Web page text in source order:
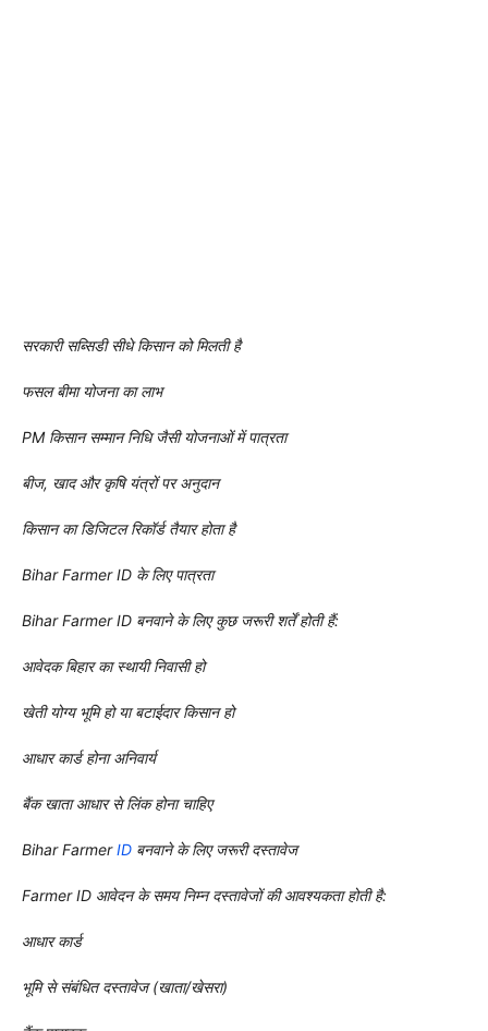
सरकारी सब्सिडी सीधे किसान को मिलती है
फसल बीमा योजना का लाभ
PM किसान सम्मान निधि जैसी योजनाओं में पात्रता
बीज, खाद और कृषि यंत्रों पर अनुदान
किसान का डिजिटल रिकॉर्ड तैयार होता है
Bihar Farmer ID के लिए पात्रता
Bihar Farmer ID बनवाने के लिए कुछ जरूरी शर्तें होती हैं:
आवेदक बिहार का स्थायी निवासी हो
खेती योग्य भूमि हो या बटाईदार किसान हो
आधार कार्ड होना अनिवार्य
बैंक खाता आधार से लिंक होना चाहिए
Bihar FarmerID बनवाने के लिए जरूरी दस्तावेज
Farmer ID आवेदन के समय निम्न दस्तावेजों की आवश्यकता होती है:
आधार कार्ड
भूमि से संबंधित दस्तावेज (खाता/खेसरा)